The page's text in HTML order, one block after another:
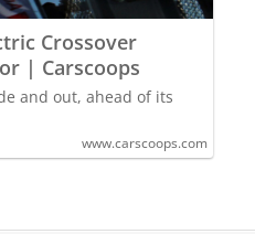
Crossover
| Carscoops
and out, ahead of its
www.carscoops.com